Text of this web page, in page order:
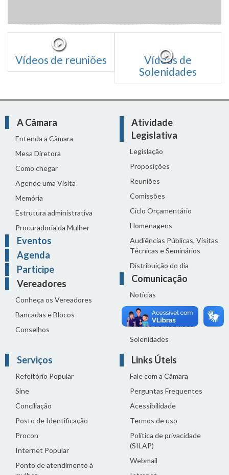
Vídeos de reuniões
Vídeos de
Solenidades
A Câmara
Entenda a Câmara
Mesa Diretora
Como chegar
Agende uma Visita
Memória
Estrutura administrativa
Procuradoria da Mulher
Eventos
Agenda
Participe
Vereadores
Conheça os Vereadores
Bancadas e Blocos
Conselhos
Atividade
Legislativa
Legislação
Proposições
Reuniões
Comissões
Ciclo Orçamentário
Homenagens
Audiências Públicas, Visitas
Técnicas e Seminários
Distribuição do dia
Comunicação
Notícias
Sala de Imprensa
Vídeos de Reuniões
Solenidades
Serviços
Refeitório Popular
Sine
Conciliação
Posto de Identificação
Procon
Internet Popular
Ponto de atendimento à
Links Úteis
Fale com a Câmara
Perguntas Frequentes
Acessibilidade
Termos de uso
Política de privacidade
(SILAP)
Webmail